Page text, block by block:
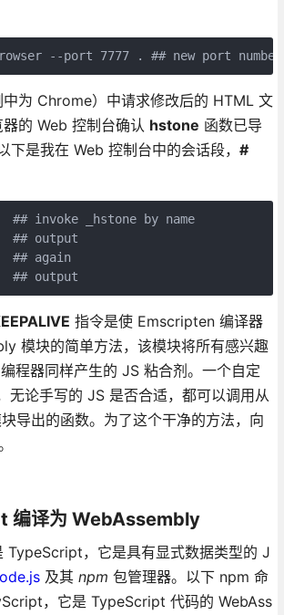
--port 7777 . ## new port
为 Chrome）中请求修改后的 HTML 文
的 Web 控制台确认 hstone 函数已导
下是我在 Web 控制台中的会话段， #
## invoke _hstone by name
output
## again
output
指令是使 Emscripten 编译器
模块的简单方法，该模块将所有感兴趣
程器同样产生的 JS 粘合剂。一个自定
无论手写的 JS 是否合适，都可以调用从
导出的函数。为了这个干净的方法，向
编译为 WebAssembly
TypeScript，它是具有显式数据类型的 J
及其 npm 包管理器。以下 npm 命
，它是 TypeScript 代码的 WebAss